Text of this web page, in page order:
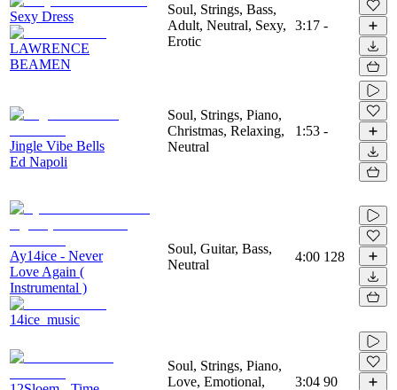
Sexy Dress
LAWRENCE
BEAMEN
Soul, Strings, Bass,
Adult, Neutral, Sexy,
Erotic
3:17 -
Jingle Vibe Bells
Ed Napoli
Soul, Strings, Piano,
Christmas, Relaxing,
Neutral
1:53 -
Ay14ice - Never
Love Again (
Instrumental )
14ice_music
Soul, Guitar, Bass,
Neutral
4:00 128
Soul, Strings, Piano,
Love, Emotional,
3:04 90